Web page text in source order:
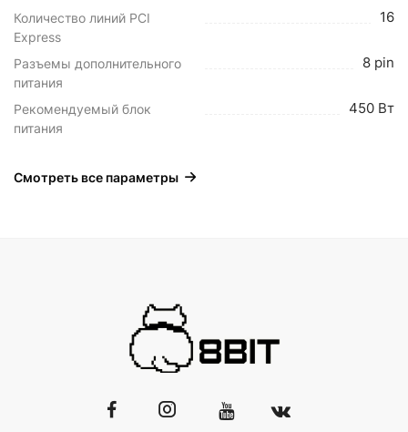
Количество линий PCI
Express
16
Разъемы дополнительного
питания
8 pin
Рекомендуемый блок
питания
450 Вт
Смотреть все параметры